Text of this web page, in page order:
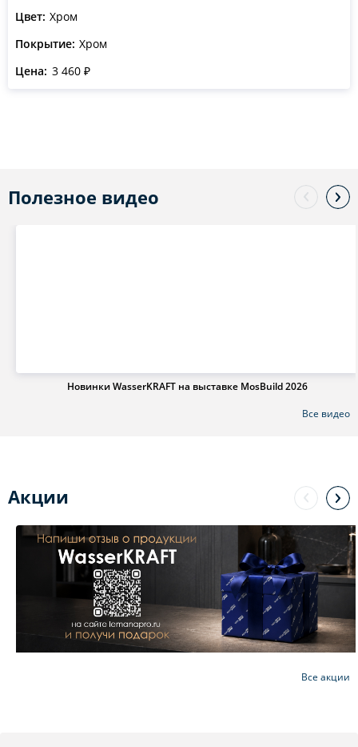
Цвет: Хром
Покрытие: Хром
Цена: 3 460 ₽
Полезное видео
Новинки WasserKRAFT на выставке MosBuild 2026
Все видео
Акции
Все акции